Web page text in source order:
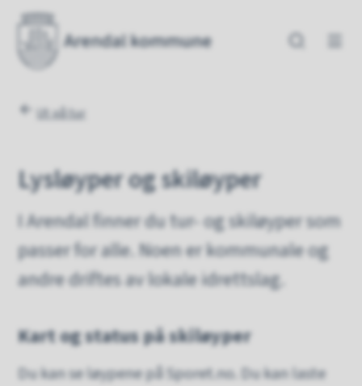
Arendal kommune
Du er her:
Ut på tur
Lysløyper og skiløyper
I Arendal finner du tur- og skiløyper som
passer for alle. Noen er kommunale og
andre driftes av lokale idrettslag.
Kart og status på skiløyper
Du kan se løypene på Sporet.no. Du kan laste